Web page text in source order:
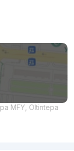
MFY, Oltintepa